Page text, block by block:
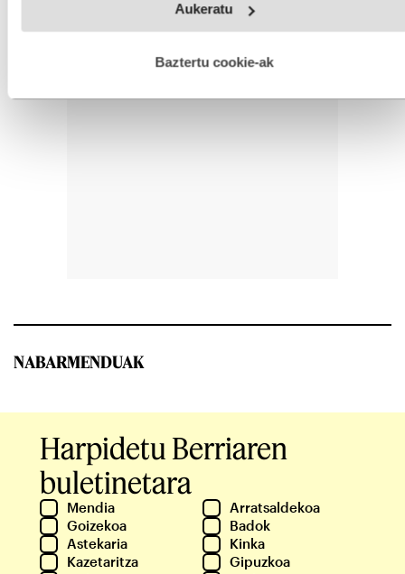
fitxategiak erabiltzen ditu. Zure esperientzia eta zerbitzuak
esplizitua ematen diguzu.Gehiago irakurri
Aukeratu
Baztertu cookie-ak
NABARMENDUAK
Harpidetu Berriaren
buletinetara
Mendia
Arratsaldekoa
Goizekoa
Badok
Astekaria
Kinka
Kazetaritza
Gipuzkoa